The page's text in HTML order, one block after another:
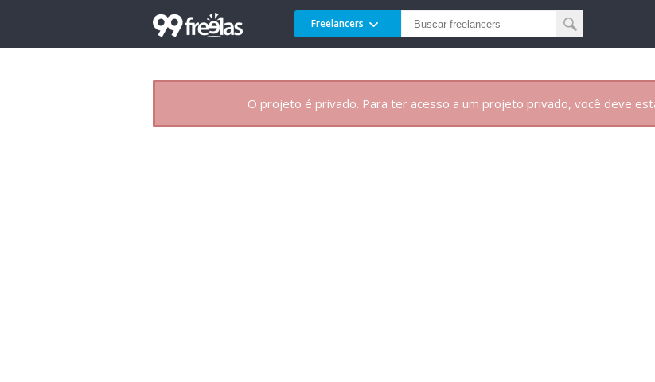
Freelancers
O projeto é privado. Para ter acesso a um projeto privado, você deve